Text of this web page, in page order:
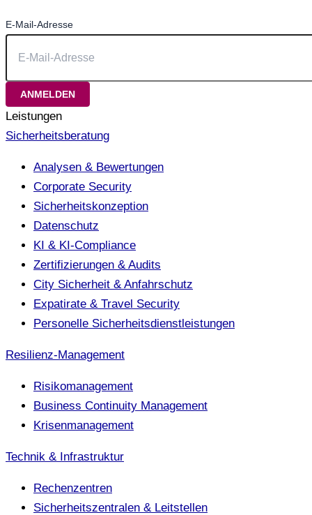
E-Mail-Adresse
Leistungen
Sicherheitsberatung
Analysen & Bewertungen
Corporate Security
Sicherheitskonzeption
Datenschutz
KI & KI-Compliance
Zertifizierungen & Audits
City Sicherheit & Anfahrschutz
Expatirate & Travel Security
Personelle Sicherheitsdienstleistungen
Resilienz-Management
Risikomanagement
Business Continuity Management
Krisenmanagement
Technik & Infrastruktur
Rechenzentren
Sicherheitszentralen & Leitstellen